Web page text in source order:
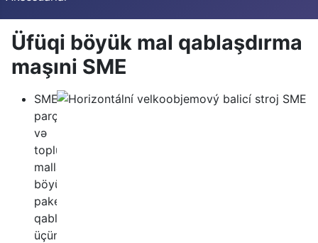
Üfüqi böyük mal qablaşdırma
maşıni SME
SME kiçik
parça
və
toplu
mallarin
böyük
paketlərə
qablaşdırılması
üçün